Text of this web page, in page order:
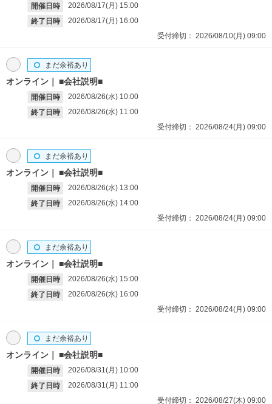
開催日時 2026/08/17(月) 15:00
終了日時
2026/08/17(月) 16:00
受付締切： 2026/08/10(月) 09:00
オンライン ■会社説明■
開催日時 2026/08/26(水) 10:00
終了日時
2026/08/26(水) 11:00
まだ余裕あり
受付締切： 2026/08/24(月) 09:00
オンライン ■会社説明■
開催日時 2026/08/26(水) 13:00
終了日時
2026/08/26(水) 14:00
まだ余裕あり
受付締切： 2026/08/24(月) 09:00
オンライン ■会社説明■
開催日時 2026/08/26(水) 15:00
終了日時
2026/08/26(水) 16:00
まだ余裕あり
受付締切： 2026/08/24(月) 09:00
オンライン ■会社説明■
開催日時 2026/08/31(月) 10:00
終了日時
2026/08/31(月) 11:00
まだ余裕あり
受付締切： 2026/08/27(木) 09:00